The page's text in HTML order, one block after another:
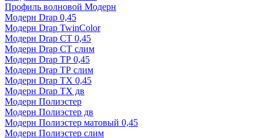
Профиль волновой Модерн
Модерн Drap 0,45
Модерн Drap TwinColor
Модерн Drap СТ 0,45
Модерн Drap СТ слим
Модерн Drap ТР 0,45
Модерн Drap ТР слим
Модерн Drap ТХ 0,45
Модерн Drap ТХ дв
Модерн Полиэстер
Модерн Полиэстер дв
Модерн Полиэстер матовый 0,45
Модерн Полиэстер слим